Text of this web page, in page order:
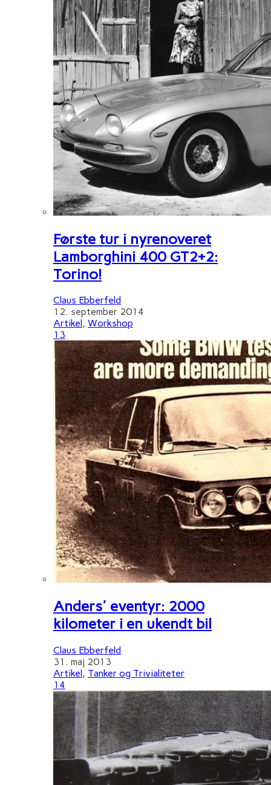
Første tur i nyrenoveret
Lamborghini 400 GT2+2:
Torino!
Claus Ebberfeld
12. september 2014
Artikel , Workshop
13
Anders' eventyr: 2000
kilometer i en ukendt bil
Claus Ebberfeld
31. maj 2013
Artikel , Tanker og Trivialiteter
14